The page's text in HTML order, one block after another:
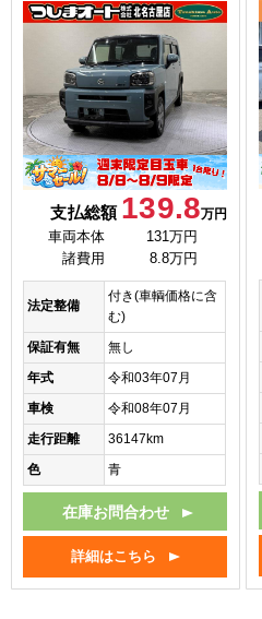
支払総額 139.8万円
車両本体
131万円
諸費用
8.8万円
法定整備
付き(車輌価格に含
む)
保証有無
無し
年式
令和03年07月
車検
令和08年07月
走行距離
36147km
色
青
在庫お問合わせ
詳細はこちら